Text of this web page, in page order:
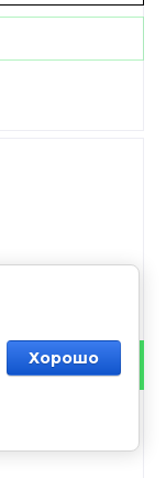
Хорошо